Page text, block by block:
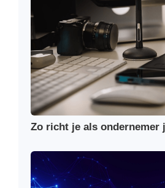
Zo richt je als